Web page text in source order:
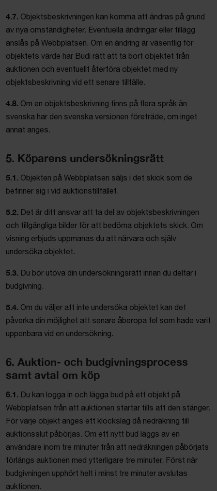
4.7. Objektsbeskrivningen kan komma att ändras på grund
av nya omständigheter. Eventuella ändringar eller tillägg
anslås på Webbplatsen. Om en ändring är väsentlig för
objektets värde har Budi rätt att ta bort objektet från
auktionen och eventuellt återföra objektet med ny
objektsbeskrivning vid ett senare tillfälle.
4.8. Om en objektsbeskrivning finns på flera språk än
svenska har den svenska versionen företräde, om inget
annat anges.
5. Köparens undersökningsrätt
5.1. Objekten på Webbplatsen säljs i det skick som de
befinner sig i vid auktionstillfället.
5.2. Det är ditt ansvar att ta del av objektsbeskrivningen
och tillgängliga bilder för att bedöma objektets skick. Om
visning erbjuds uppmanas du att närvara och själv
undersöka objektet.
5.3. Du bör utöva din undersökningsrätt innan du deltar i
budgivning.
5.4. Om du väljer att inte undersöka objektet kan det
påverka din möjlighet att senare åberopa fel som hade varit
uppenbara vid en undersökning.
6. Auktion- och budgivningsprocess
samt avtal om köp
6.1. Du kan logga in och lägga bud på ett objekt på
Webbplatsen från att auktionen startar tills att den stänger.
För varje objekt anges ett klockslag då nedräkning till
auktionsslut påbörjas. Om ett nytt bud läggs av en
användare inom tre minuter från att nedräkningen påbörjats
förlängs auktionen med ytterligare tre minuter. Först när
budgivningen upphört helt i minst tre minuter avslutas
auktionen.